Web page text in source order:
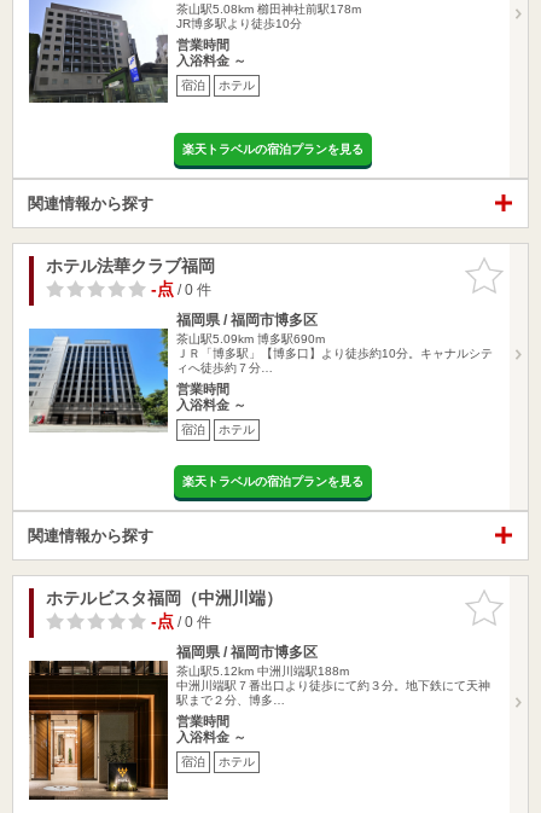
茶山駅5.08km 櫛田神社前駅178m
JR博多駅より徒歩10分
営業時間
入浴料金 ～
宿泊 ホテル
楽天トラベルの宿泊プランを見る
関連情報から探す
お気に入
りに追加
ホテル法華クラブ福岡
-点/ 0 件
福岡県 / 福岡市博多区
茶山駅5.09km 博多駅690m
ＪＲ「博多駅」【博多口】より徒歩約10分。キャナルシテ
ィへ徒歩約７分…
営業時間
入浴料金 ～
宿泊 ホテル
楽天トラベルの宿泊プランを見る
関連情報から探す
お気に入
りに追加
ホテルビスタ福岡（中洲川端）
-点/ 0 件
福岡県 / 福岡市博多区
茶山駅5.12km 中洲川端駅188m
中洲川端駅７番出口より徒歩にて約３分。地下鉄にて天神
駅まで２分、博多…
営業時間
入浴料金 ～
宿泊 ホテル